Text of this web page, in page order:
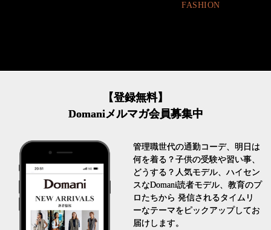
FASHION
【登録無料】
Domaniメルマガ会員募集中
管理職世代の通勤コーデ、明日は
何を着る？子供の受験や習い事、
どうする？人気モデル、ハイセン
スなDomani読者モデル、教育のプ
ロたちから 発信されるタイムリ
ーなテーマをピックアップしてお
届けします。